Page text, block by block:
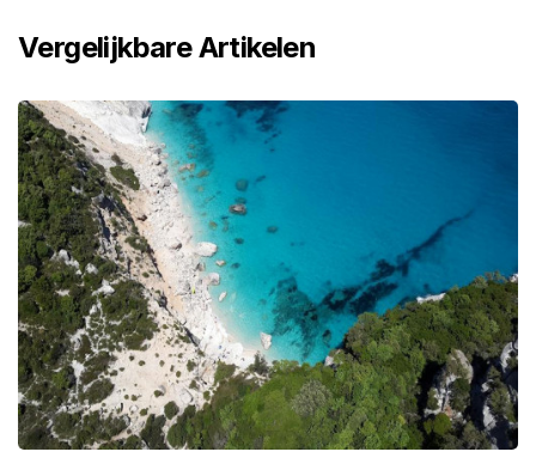
Vergelijkbare Artikelen